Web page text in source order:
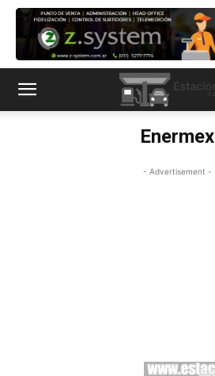
Enermex
- Advertisement -